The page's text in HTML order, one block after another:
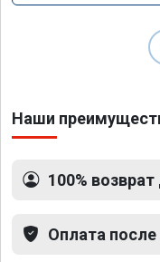
Наши
100% возврат
Оплата после